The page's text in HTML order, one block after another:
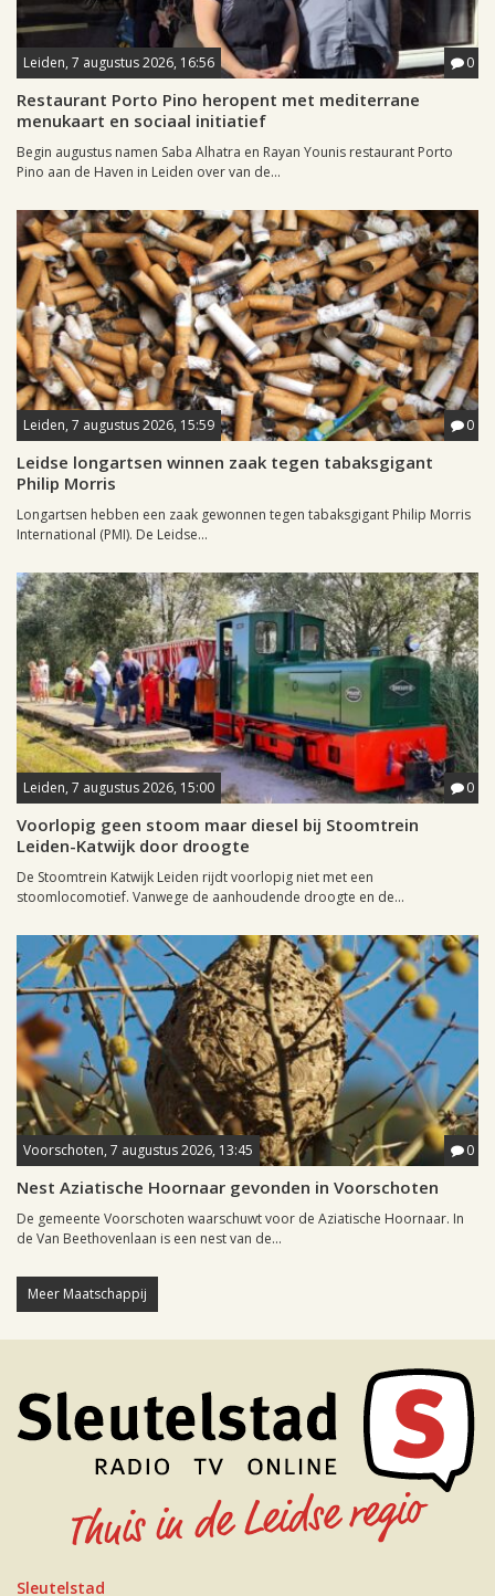
Leiden, 7 augustus 2026, 16:56 0
Restaurant Porto Pino heropent met mediterrane
menukaart en sociaal initiatief
Begin augustus namen Saba Alhatra en Rayan Younis restaurant Porto
Pino aan de Haven in Leiden over van de...
Leiden, 7 augustus 2026, 15:59 0
Leidse longartsen winnen zaak tegen tabaksgigant
Philip Morris
Longartsen hebben een zaak gewonnen tegen tabaksgigant Philip Morris
International (PMI). De Leidse...
Leiden, 7 augustus 2026, 15:00 0
Voorlopig geen stoom maar diesel bij Stoomtrein
Leiden-Katwijk door droogte
De Stoomtrein Katwijk Leiden rijdt voorlopig niet met een
stoomlocomotief. Vanwege de aanhoudende droogte en de...
Voorschoten, 7 augustus 2026, 13:45 0
Nest Aziatische Hoornaar gevonden in Voorschoten
De gemeente Voorschoten waarschuwt voor de Aziatische Hoornaar. In
de Van Beethovenlaan is een nest van de...
Meer Maatschappij
Sleutelstad